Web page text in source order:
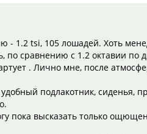
- 1.2 tsi, 105 лошадей. Хоть
по сравнению с 1.2 октавии
. Лично мне, после
подлакотник,
пока высказать только